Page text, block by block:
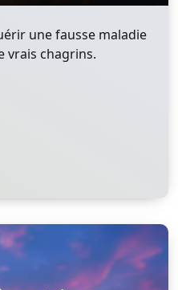
une fausse maladie
vrais chagrins.